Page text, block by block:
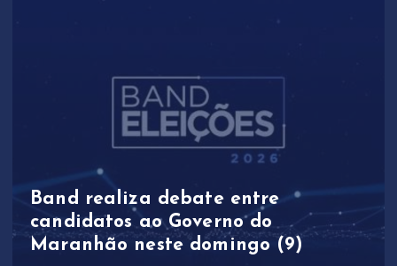
Band realiza debate entre
candidatos ao Governo do
Maranhão neste domingo (9)